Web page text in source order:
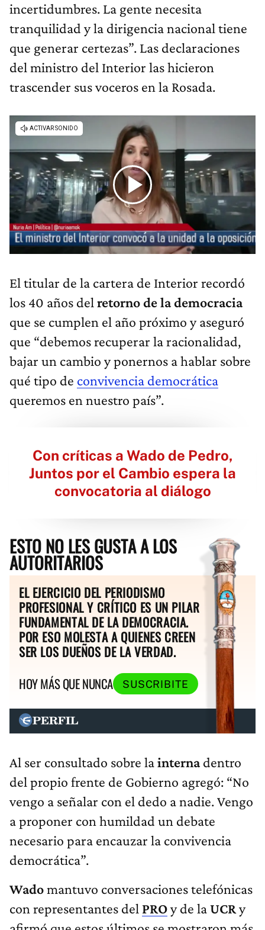
incertidumbres. La gente necesita
tranquilidad y la dirigencia nacional tiene
que generar certezas”. Las declaraciones
del ministro del Interior las hicieron
trascender sus voceros en la Rosada.
El titular de la cartera de Interior recordó
los 40 años del retorno de la democracia
que se cumplen el año próximo y aseguró
que “debemos recuperar la racionalidad,
bajar un cambio y ponernos a hablar sobre
qué tipo de convivencia democrática
queremos en nuestro país”.
Con críticas a Wado de Pedro,
Juntos por el Cambio espera la
convocatoria al diálogo
ESTO NO LES GUSTA A LOS
AUTORITARIOS
EL EJERCICIO DEL PERIODISMO
PROFESIONAL Y CRÍTICO ES UN PILAR
FUNDAMENTAL DE LA DEMOCRACIA.
POR ESO MOLESTA A QUIENES CREEN
SER LOS DUEÑOS DE LA VERDAD.
HOY MÁS QUE NUNCA
SUSCRIBITE
Al ser consultado sobre lainternadentro
del propio frente de Gobierno agregó: “No
vengo a señalar con el dedo a nadie. Vengo
a proponer con humildad un debate
necesario para encauzar la convivencia
democrática”.
Wadomantuvo conversaciones telefónicas
con representantes del PROy de laUCRy